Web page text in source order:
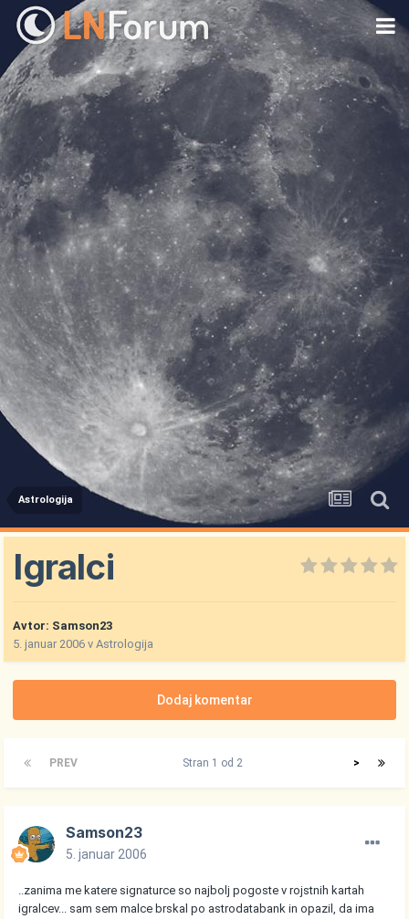
Astrologija
Igralci
Avtor: Samson23
5. januar 2006 vAstrologija
Dodaj komentar
PREV >
Stran 1 od 2
Samson23
5. januar 2006
..zanima me katere signaturce so najbolj pogoste v rojstnih kartah
igralcev... sam sem malce brskal po astrodatabank in opazil, da ima